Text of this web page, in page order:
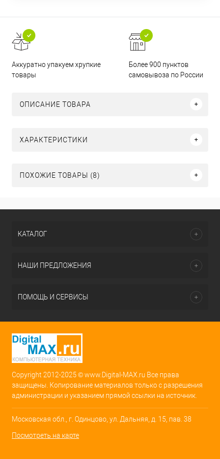
Аккуратно упакуем хрупкие
товары
Более 900 пунктов
самовывоза по России
ОПИСАНИЕ ТОВАРА
ХАРАКТЕРИСТИКИ
ПОХОЖИЕ ТОВАРЫ (8)
КАТАЛОГ
НАШИ ПРЕДЛОЖЕНИЯ
ПОМОЩЬ И СЕРВИСЫ
Copyright 2012-2025 © www.Digital-MAX.ru Все права
защищены. Копирование материалов только с разрешения
администрации и указанием прямой ссылки на источник.
Московская обл., г. Одинцово, ул. Дальняя, д. 15, пав. 38
Посмотреть на карте